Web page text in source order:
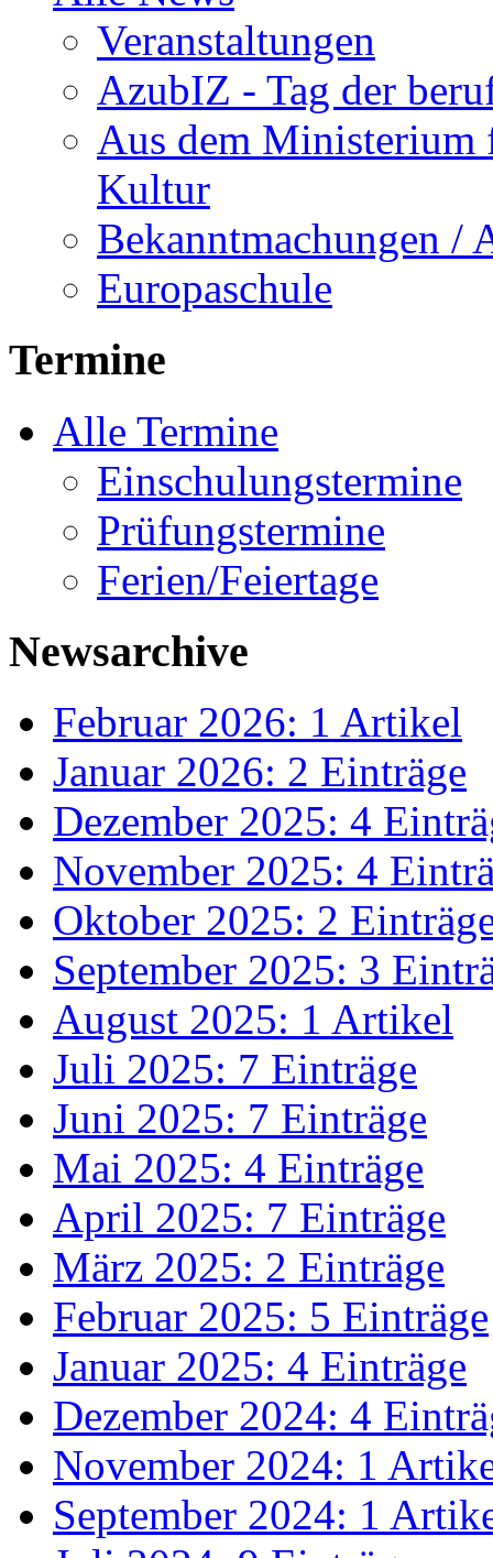
Veranstaltungen
AzubIZ - Tag der
Aus dem Ministerium
Kultur
Bekanntmachungen /
Europaschule
Termine
Alle Termine
Einschulungstermine
Prüfungstermine
Ferien/Feiertage
Newsarchive
Februar 2026: 1 Artikel
Januar 2026: 2 Einträge
Dezember 2025: 4
November 2025: 4
Oktober 2025: 2
September 2025: 3
August 2025: 1 Artikel
Juli 2025: 7 Einträge
Juni 2025: 7 Einträge
Mai 2025: 4 Einträge
April 2025: 7 Einträge
März 2025: 2 Einträge
Februar 2025: 5 Einträge
Januar 2025: 4 Einträge
Dezember 2024: 4
November 2024: 1
September 2024: 1